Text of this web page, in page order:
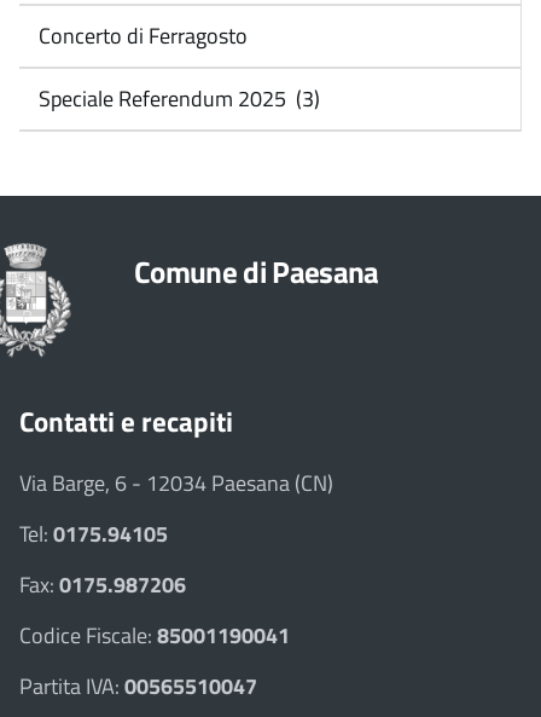
Concerto di Ferragosto
Speciale Referendum 2025 (3)
Comune di Paesana
Contatti e recapiti
Via Barge, 6 - 12034 Paesana (CN)
Tel:0175.94105
Fax:0175.987206
Codice Fiscale:85001190041
Partita IVA:00565510047